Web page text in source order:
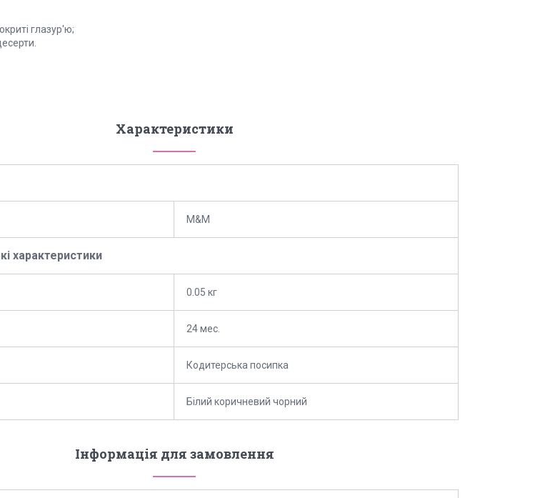
глазур'ю;
Характеристики
M&M
характеристики
0.05 кг
24 мес.
Кодитерська посипка
Білий коричневий чорний
Інформація для замовлення